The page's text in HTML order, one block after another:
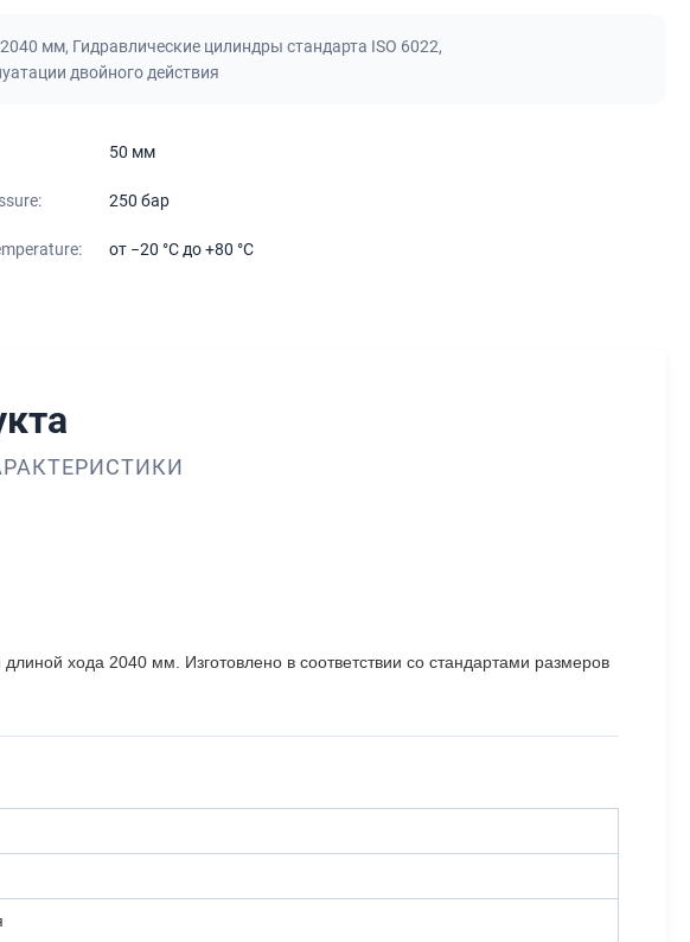
2040 мм, Гидравлические цилиндры стандарта ISO 6022,
двойного действия
50 мм
250 бар
от −20 °C до +80 °C
хода 2040 мм. Изготовлено в соответствии со стандартами размеров